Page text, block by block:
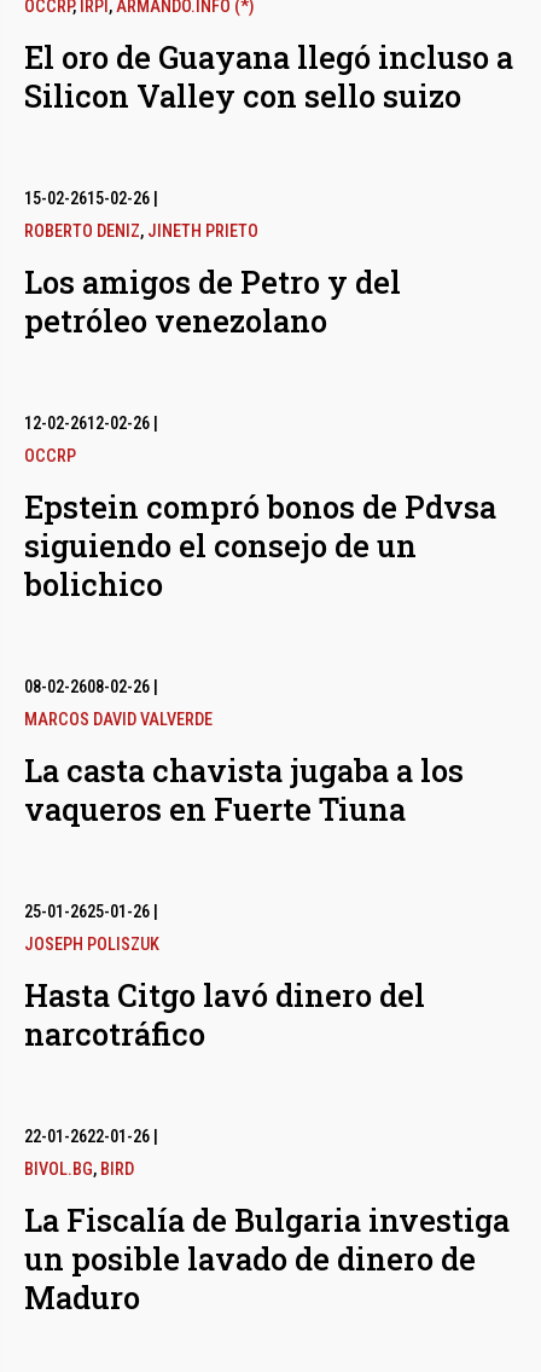
OCCRP, IRPI ,ARMANDO.INFO (*)
El oro de Guayana llegó incluso a
Silicon Valley con sello suizo
15-02-2615-02-26
ROBERTO DENIZ, JINETH PRIETO
Los amigos de Petro y del
petróleo venezolano
12-02-2612-02-26
OCCRP
Epstein compró bonos de Pdvsa
siguiendo el consejo de un
bolichico
08-02-2608-02-26
MARCOS DAVID VALVERDE
La casta chavista jugaba a los
vaqueros en Fuerte Tiuna
25-01-2625-01-26
JOSEPH POLISZUK
Hasta Citgo lavó dinero del
narcotráfico
22-01-2622-01-26
BIVOL.BG, BIRD
La Fiscalía de Bulgaria investiga
un posible lavado de dinero de
Maduro